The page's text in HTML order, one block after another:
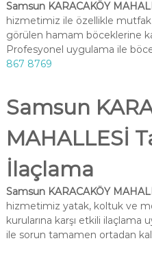
Samsun KARACAKÖY
hizmetimiz ile özellikle
görülen hamam böceklerine
Profesyonel uygulama ile
867 8769
Samsun
MAHALLESİ
İlaçlama
Samsun KARACAKÖY
hizmetimiz yatak, koltuk ve
kurularına karşı etkili ilaçlama
ile sorun tamamen ortadan